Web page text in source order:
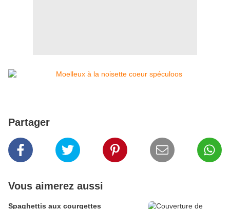
Partager
Vous aimerez aussi
Spaghettis aux courgettes